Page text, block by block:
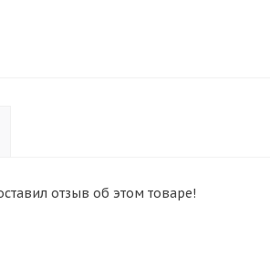
отзыв об этом товаре!